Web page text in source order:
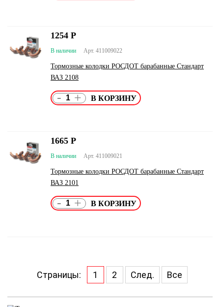
Арт. 411009022
В наличии
Тормозные колодки РОСДОТ барабанные Стандарт
ВАЗ 2108
1254 Р
- +
Арт. 411009021
В наличии
Тормозные колодки РОСДОТ барабанные Стандарт
ВАЗ 2101
1665 Р
- +
Страницы: 1 2 След. Все